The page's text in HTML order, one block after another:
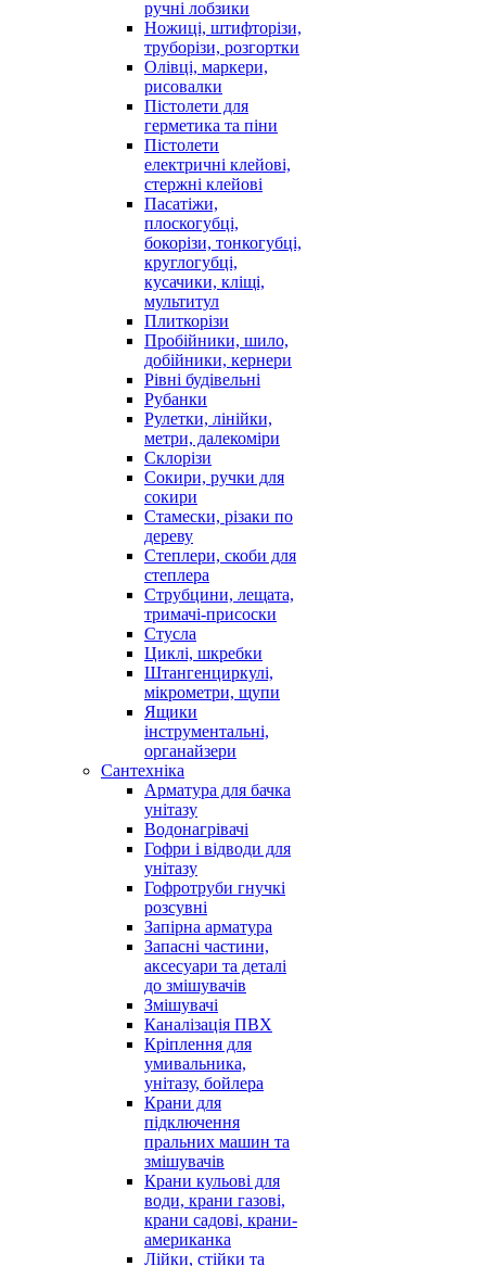
ручні лобзики
Ножиці, штифторізи,
труборізи, розгортки
Олівці, маркери,
рисовалки
Пістолети для
герметика та піни
Пістолети
електричні клейові,
стержні клейові
Пасатіжи,
плоскогубці,
бокорізи, тонкогубці,
круглогубці,
кусачики, кліщі,
мультитул
Плиткорізи
Пробійники, шило,
добійники, кернери
Рівні будівельні
Рубанки
Рулетки, лінійки,
метри, далекоміри
Склорізи
Сокири, ручки для
сокири
Стамески, різаки по
дереву
Степлери, скоби для
степлера
Струбцини, лещата,
тримачі-присоски
Стусла
Циклі, шкребки
Штангенциркулі,
мікрометри, щупи
Ящики
інструментальні,
органайзери
Сантехніка
Арматура для бачка
унітазу
Водонагрівачі
Гофри і відводи для
унітазу
Гофротруби гнучкі
розсувні
Запірна арматура
Запасні частини,
аксесуари та деталі
до змішувачів
Змішувачі
Каналізація ПВХ
Кріплення для
умивальника,
унітазу, бойлера
Крани для
підключення
пральних машин та
змішувачів
Крани кульові для
води, крани газові,
крани садові, крани-
американка
Лійки, стійки та